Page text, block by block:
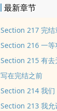
他知道错了吗?
没有！他不仅找
也互相救赎，当
有甜有虐有车，
已出有声剧，两
可能会有不定期掉
目前在更的有《
最新章节
Section 217 完结
Section 216 一等
Section 215 有去
写在完结之前
Section 214 我们
Section 213 我允